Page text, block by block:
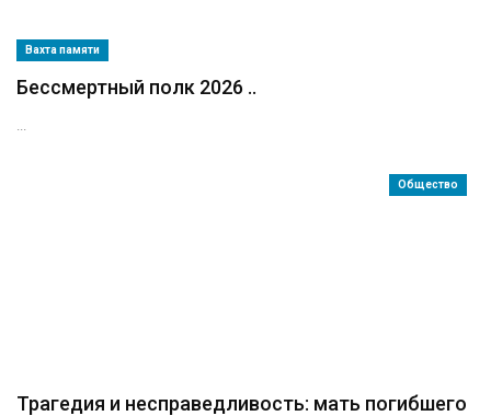
Вахта памяти
Бессмертный полк 2026 ..
...
Общество
Трагедия и несправедливость: мать погибшего